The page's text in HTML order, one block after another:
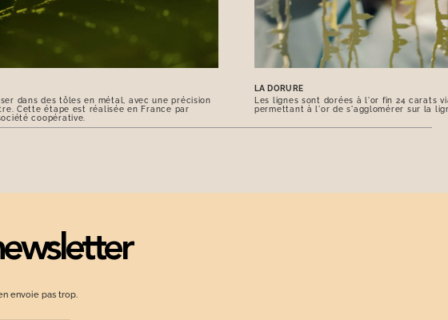
dans des tôles en métal, avec une précision
Cette étape est réalisée en France par
coopérative.
LA DORURE
Les lignes sont dorées à l'or fin 24 carats
permettant à l'or de s'agglomérer sur la
envoie pas trop.